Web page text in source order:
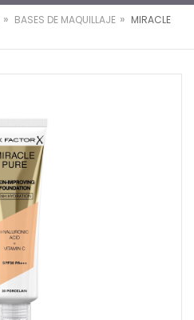
» BASES DE MAQUILLAJE » MIRACLE